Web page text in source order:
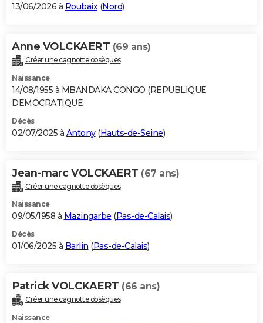
13/06/2026 à Roubaix(Nord)
Anne VOLCKAERT (69 ans)
Créer une cagnotte obsèques
Naissance
14/08/1955 à MBANDAKA CONGO (REPUBLIQUE
DEMOCRATIQUE
Décès
02/07/2025 à Antony(Hauts-de-Seine)
Jean-marc VOLCKAERT (67 ans)
Créer une cagnotte obsèques
Naissance
09/05/1958 à Mazingarbe (Pas-de-Calais)
Décès
01/06/2025 à Barlin (Pas-de-Calais)
Patrick VOLCKAERT (66 ans)
Créer une cagnotte obsèques
Naissance